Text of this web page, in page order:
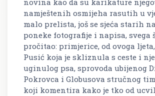
namještenih osmijeha rasutih u
malo prelista, još se sjeća starih
poneke fotografije i napisa, svega
pročitao: primjerice, od ovoga
Pusić koja je skliznula s ceste i
uginulog psa, sprovoda ubijenog
Pokrovca i Globusova stručnog
koji komentira kako je tko od